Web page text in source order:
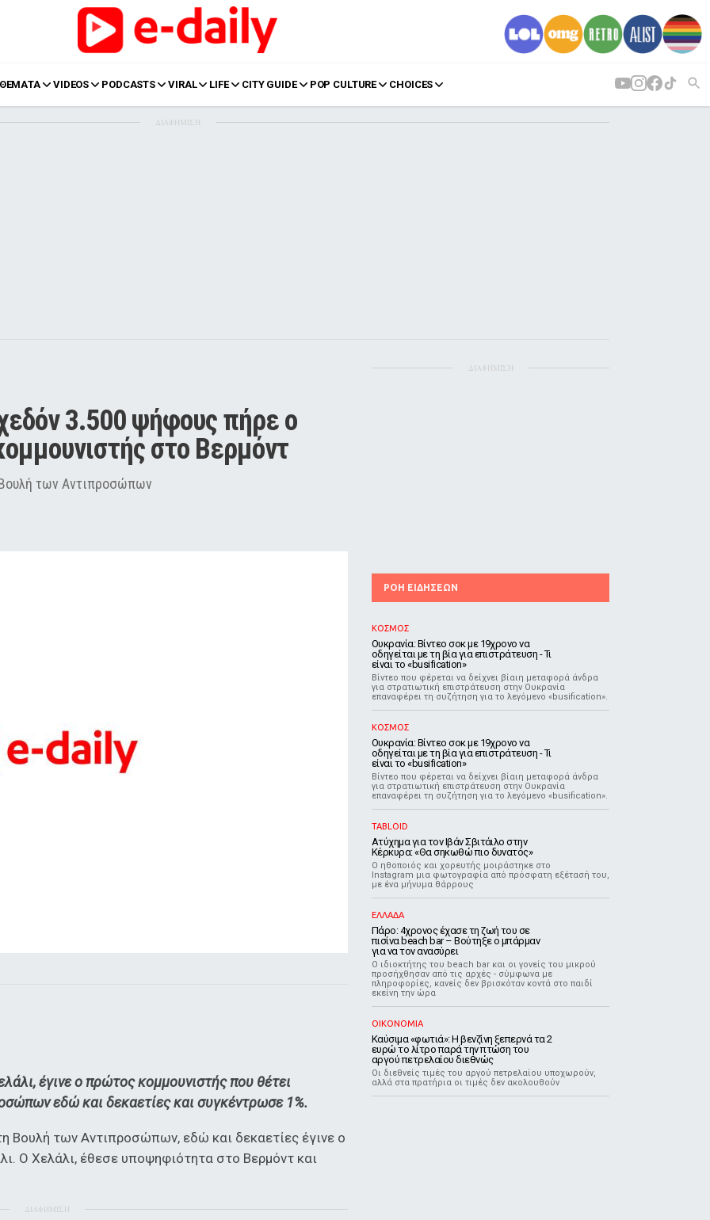
VIDEOS PODCASTS VIRAL LIFE CITY GUIDE POP CULTURE CHOICES
ΔΙΑΦΗΜΙΣΗ
3.500 ψήφους πήρε ο
στο Βερμόντ
των Αντιπροσώπων
έγινε ο πρώτος κομμουνιστής που θέτει
εδώ και δεκαετίες και συγκέντρωσε 1%.
Βουλή των Αντιπροσώπων, εδώ και δεκαετίες έγινε ο
Ο Χελάλι, έθεσε υποψηφιότητα στο Βερμόντ και
ΔΙΑΦΗΜΙΣΗ
ΔΙΑΦΗΜΙΣΗ
ΡΟΗ ΕΙΔΗΣΕΩΝ
ΚΟΣΜΟΣ
Ουκρανία: Βίντεο σοκ με 19χρονο να
οδηγείται με τη βία για επιστράτευση - Τι
είναι το «busification»
Βίντεο που φέρεται να δείχνει βίαιη μεταφορά άνδρα
για στρατιωτική επιστράτευση στην Ουκρανία
επαναφέρει τη συζήτηση για το λεγόμενο «busification».
ΚΟΣΜΟΣ
Ουκρανία: Βίντεο σοκ με 19χρονο να
οδηγείται με τη βία για επιστράτευση - Τι
είναι το «busification»
Βίντεο που φέρεται να δείχνει βίαιη μεταφορά άνδρα
για στρατιωτική επιστράτευση στην Ουκρανία
επαναφέρει τη συζήτηση για το λεγόμενο «busification».
TABLOID
Ατύχημα για τον Ιβάν Σβιτάιλο στην
Κέρκυρα: «Θα σηκωθώ πιο δυνατός»
Ο ηθοποιός και χορευτής μοιράστηκε στο
Instagram μια φωτογραφία από πρόσφατη εξέτασή του,
με ένα μήνυμα θάρρους
ΕΛΛΑΔΑ
Πάρο: 4χρονος έχασε τη ζωή του σε
πισίνα beach bar – Βούτηξε ο μπάρμαν
για να τον ανασύρει
Ο ιδιοκτήτης του beach bar και οι γονείς του μικρού
προσήχθησαν από τις αρχές - σύμφωνα με
πληροφορίες, κανείς δεν βρισκόταν κοντά στο παιδί
εκείνη την ώρα
ΟΙΚΟΝΟΜΙΑ
Καύσιμα «φωτιά»: Η βενζίνη ξεπερνά τα 2
ευρώ το λίτρο παρά την πτώση του
αργού πετρελαίου διεθνώς
Οι διεθνείς τιμές του αργού πετρελαίου υποχωρούν,
αλλά στα πρατήρια οι τιμές δεν ακολουθούν